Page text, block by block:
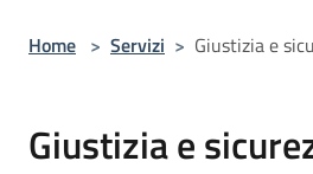
Home > Servizi > Giustizia e
Giustizia e